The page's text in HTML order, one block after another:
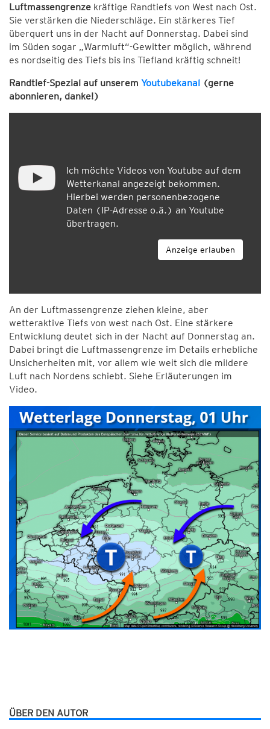
Luftmassengrenze kräftige Randtiefs von West nach Ost.
Sie verstärken die Niederschläge. Ein stärkeres Tief
überquert uns in der Nacht auf Donnerstag. Dabei sind
im Süden sogar „Warmluft“-Gewitter möglich, während
es nordseitig des Tiefs bis ins Tiefland kräftig schneit!
Randtief-Spezial auf unserem Youtubekanal (gerne
abonnieren, danke!)
Ich möchte Videos von Youtube auf dem
Wetterkanal angezeigt bekommen.
Hierbei werden personenbezogene
Daten (IP-Adresse o.ä.) an Youtube
übertragen.
Anzeige erlauben
An der Luftmassengrenze ziehen kleine, aber
wetteraktive Tiefs von west nach Ost. Eine stärkere
Entwicklung deutet sich in der Nacht auf Donnerstag an.
Dabei bringt die Luftmassengrenze im Details erhebliche
Unsicherheiten mit, vor allem wie weit sich die mildere
Luft nach Nordens schiebt. Siehe Erläuterungen im
Video.
ÜBER DEN AUTOR